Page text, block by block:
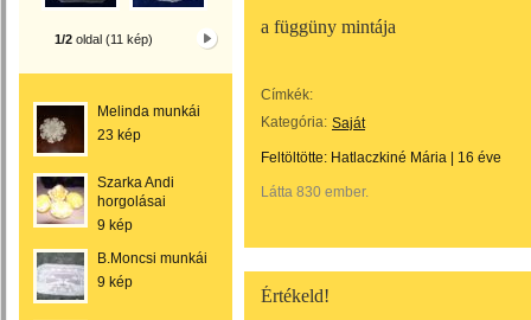
1/2oldal (11 kép)
Melinda munkái
23 kép
Szarka Andi
horgolásai
9 kép
B.Moncsi munkái
9 kép
a függüny mintája
Címkék:
Kategória: Saját
Feltöltötte: Hatlaczkiné Mária 16 éve
Látta 830 ember.
Értékeld!